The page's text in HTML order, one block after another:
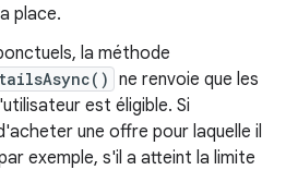
place.
la méthode
ne renvoie que les
est éligible. Si
une offre pour laquelle il
exemple, s'il a atteint la limite